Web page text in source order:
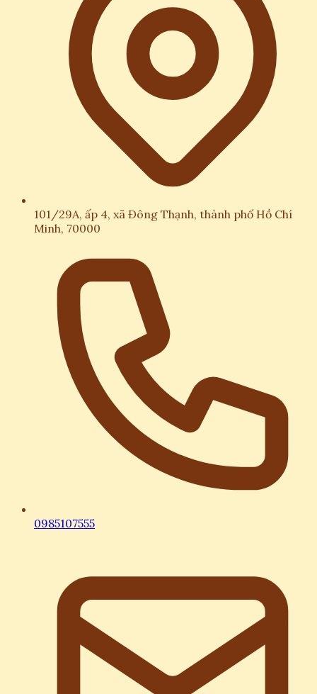
101/29A, ấp 4, xã Đông Thạnh, thành phố Hồ Chí
Minh, 70000
0985107555